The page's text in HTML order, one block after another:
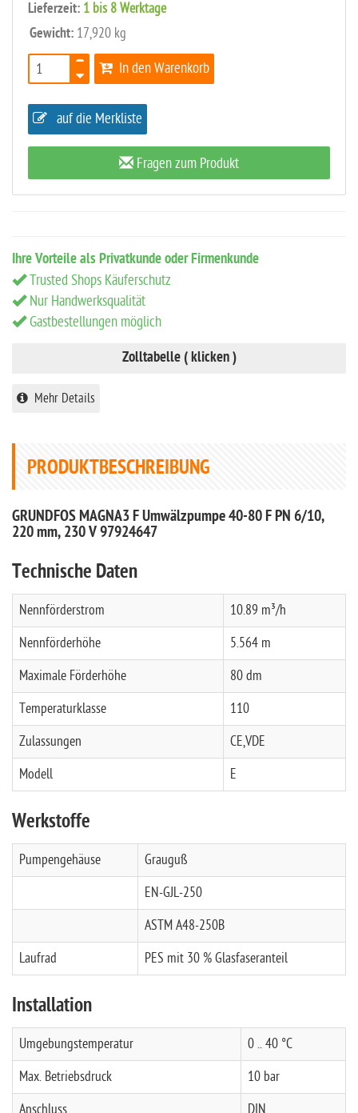
Lieferzeit: 1 bis 8 Werktage
Gewicht: 17,920 kg
In den Warenkorb
auf die Merkliste
Fragen zum Produkt
Ihre Vorteile als Privatkunde oder Firmenkunde
Trusted Shops Käuferschutz
Nur Handwerksqualität
Gastbestellungen möglich
Zolltabelle ( klicken )
Mehr Details
PRODUKTBESCHREIBUNG
GRUNDFOS MAGNA3 F Umwälzpumpe 40-80 F PN 6/10,
220 mm, 230 V 97924647
Technische Daten
Nennförderstrom 10.89 m³/h
Nennförderhöhe 5.564 m
Maximale Förderhöhe 80 dm
Temperaturklasse 110
Zulassungen CE,VDE
Modell E
Werkstoffe
Pumpengehäuse Grauguß
EN-GJL-250
ASTM A48-250B
Laufrad PES mit 30 % Glasfaseranteil
Installation
Umgebungstemperatur 0 .. 40 °C
Max. Betriebsdruck 10 bar
Anschluss DIN